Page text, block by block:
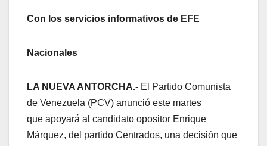
Con los servicios informativos de EFE
Nacionales
LA NUEVA ANTORCHA.- El Partido Comunista
de Venezuela (PCV) anunció este martes
que apoyará al candidato opositor Enrique
Márquez, del partido Centrados, una decisión que